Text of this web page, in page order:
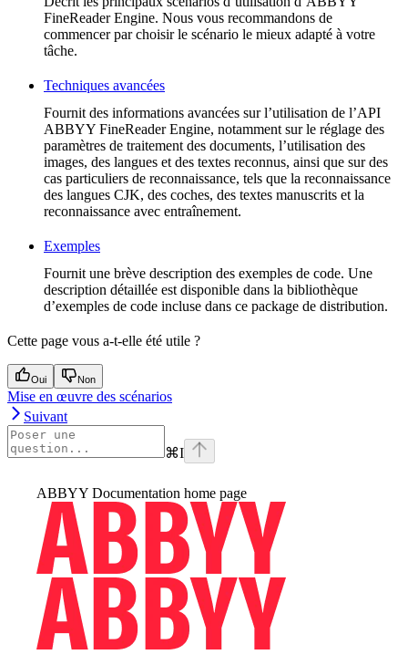
FineReader Engine. Nous vous recommandons de
commencer par choisir le scénario le mieux adapté à votre
tâche.
Techniques avancées
Fournit des informations avancées sur l’utilisation de l’API
ABBYY FineReader Engine, notamment sur le réglage des
paramètres de traitement des documents, l’utilisation des
images, des langues et des textes reconnus, ainsi que sur des
cas particuliers de reconnaissance, tels que la reconnaissance
des langues CJK, des coches, des textes manuscrits et la
reconnaissance avec entraînement.
Exemples
Fournit une brève description des exemples de code. Une
description détaillée est disponible dans la bibliothèque
d’exemples de code incluse dans ce package de distribution.
Cette page vous a-t-elle été utile ?
Oui Non
Mise en œuvre des scénarios
Suivant
⌘I
ABBYY Documentation home page